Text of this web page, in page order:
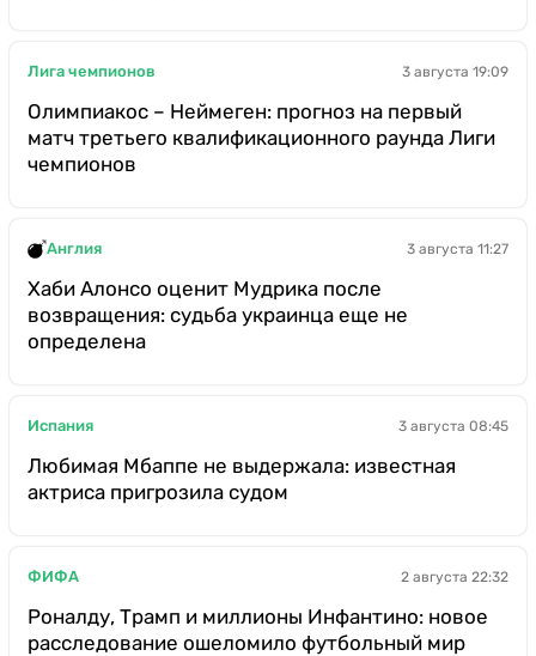
Лига чемпионов 3 августа 19:09
Олимпиакос – Неймеген: прогноз на первый
матч третьего квалификационного раунда Лиги
чемпионов
Англия 3 августа 11:27
Хаби Алонсо оценит Мудрика после
возвращения: судьба украинца еще не
определена
Испания 3 августа 08:45
Любимая Мбаппе не выдержала: известная
актриса пригрозила судом
ФИФА 2 августа 22:32
Роналду, Трамп и миллионы Инфантино: новое
расследование ошеломило футбольный мир